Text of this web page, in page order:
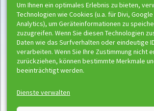
Um Ihnen ein optimales Erlebnis zu bieten,
Technologien wie Cookies (u.a. für Divi,
Analytics), um Geräteinformationen zu
zuzugreifen. Wenn Sie diesen Technologien
Daten wie das Surfverhalten oder eindeutige
verarbeiten. Wenn Sie Ihre Zustimmung nicht
zurückziehen, können bestimmte Merkmale
beeinträchtigt werden.
Dienste verwalten
Team Übersicht
Komplette Trainerliste >
Trainer Berlin >
Trainer Hannover >